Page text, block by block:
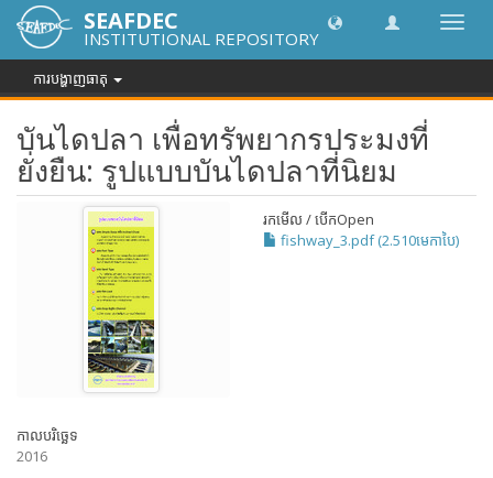
បិទបើក
រុករក
SEAFDEC
INSTITUTIONAL REPOSITORY
ការបង្ហាញធាតុ
บันไดปลา เพื่อทรัพยากรประมงที่
ยั่งยืน: รูปแบบบันไดปลาที่นิยม
រកមើល / បើកOpen
fishway_3.pdf (2.510មេកាបៃ)
កាលបរិច្ឆេទ
2016